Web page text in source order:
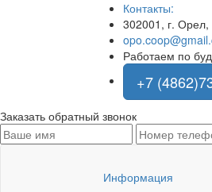
Контакты:
302001, г. Орел,
Работаем по
+7
Заказать обратный звонок
Информация